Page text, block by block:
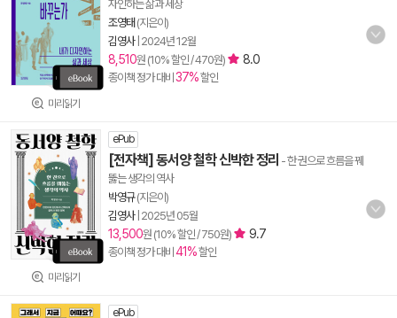
미리읽기
자인하는 삶과 세상
조영태 (지은이)
김영사| 2024년 12월
8,510원 (10% 할인 / 470원) 8.0
종이책 정가 대비 37%할인
미리읽기
ePub
[전자책] 동서양 철학 신박한 정리 - 한 권으로 흐름을 꿰
뚫는 생각의 역사
박영규(지은이)
김영사| 2025년 05월
13,500원 (10% 할인 / 750원) 9.7
종이책 정가 대비 41%할인
ePub